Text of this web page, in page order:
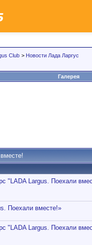
Club > Новости Лада Ларгус
Галерея
"LADA Largus. Поехали
Поехали вместе!»
"LADA Largus. Поехали